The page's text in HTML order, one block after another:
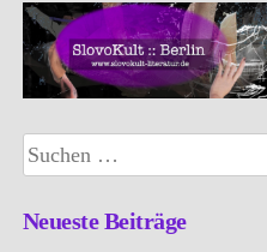
Suchen
nach:
Neueste Beiträge